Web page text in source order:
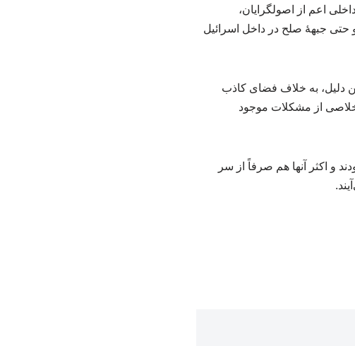
اعم از اصولگرایان،
حتی جبههٔ صلح در داخل اسرائیل
دلیل، به خلاف فضای کاذب
خلاصی از مشکلات موجود
و اکثر آنها هم صرفاً از سر